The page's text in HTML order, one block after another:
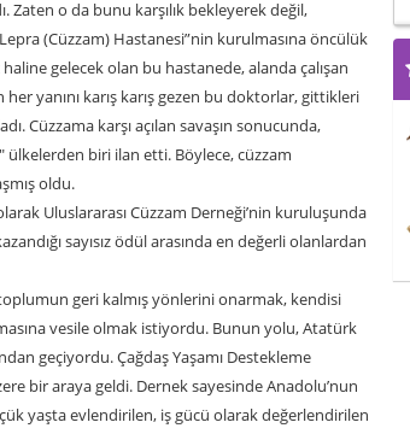
Zaten o da bunu karşılık bekleyerek değil,
(Cüzzam) Hastanesi”nin kurulmasına öncülük
gelecek olan bu hastanede, alanda çalışan
yanını karış karış gezen bu doktorlar, gittikleri
Cüzzama karşı açılan savaşın sonucunda,
ülkelerden biri ilan etti. Böylece, cüzzam
oldu.
Uluslararası Cüzzam Derneği’nin kuruluşunda
sayısız ödül arasında en değerli olanlardan
toplumun geri kalmış yönlerini onarmak, kendisi
vesile olmak istiyordu. Bunun yolu, Atatürk
geçiyordu. Çağdaş Yaşamı Destekleme
bir araya geldi. Dernek sayesinde Anadolu’nun
yaşta evlendirilen, iş gücü olarak değerlendirilen